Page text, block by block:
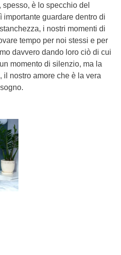
è lo specchio del
importante guardare dentro di
i nostri momenti di
tempo per noi stessi e per
davvero dando loro ciò di cui
momento di silenzio, ma la
il nostro amore che è la vera